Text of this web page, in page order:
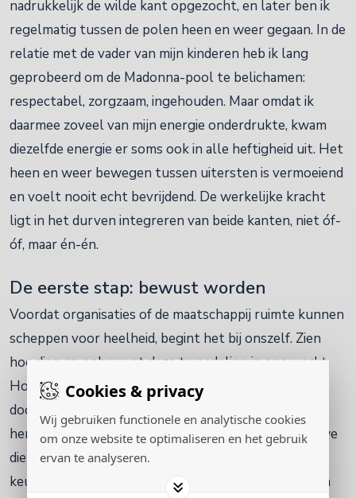
Cookies & privacy
Wij gebruiken functionele en analytische cookies
om onze website te optimaliseren en het gebruik
ervan te analyseren.
nadrukkelijk de wilde kant opgezocht, en later ben ik
regelmatig tussen de polen heen en weer gegaan. In de
relatie met de vader van mijn kinderen heb ik lang
geprobeerd om de Madonna-pool te belichamen:
respectabel, zorgzaam, ingehouden. Maar omdat ik
daarmee zoveel van mijn energie onderdrukte, kwam
diezelfde energie er soms ook in alle heftigheid uit. Het
heen en weer bewegen tussen uitersten is vermoeiend
en voelt nooit echt bevrijdend. De werkelijke kracht
ligt in het durven integreren van beide kanten, niet óf-
óf, maar én-én.
De eerste stap: bewust worden
Voordat organisaties of de maatschappij ruimte kunnen
scheppen voor heelheid, begint het bij onszelf. Zien
hoe diep en onbewust deze tweedeling in ons werkt.
Hoe vaak we ons aanpassen zonder dat we het
doorhebben. Pas wanneer we die patronen leren
herkennen, ontstaat er keuzevrijheid. Pas wanneer we
die patronen leren herkennen, ontstaat er
keuzevrijheid. Dan hoeven we niet meer te schakelen